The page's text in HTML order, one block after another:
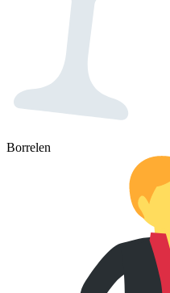
Borrelen